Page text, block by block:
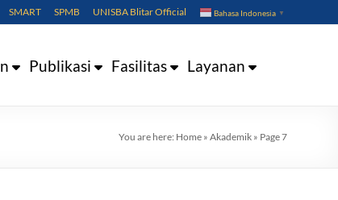
SMART SPMB UNISBA Blitar Official Bahasa Indonesia ▼
Publikasi Fasilitas Layanan
You are here: Home » Akademik » Page 7